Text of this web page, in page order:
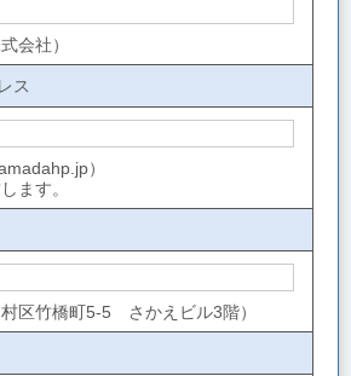
会社）
ス
）
ます。
村区竹橋町5-5 さかえビル3階）